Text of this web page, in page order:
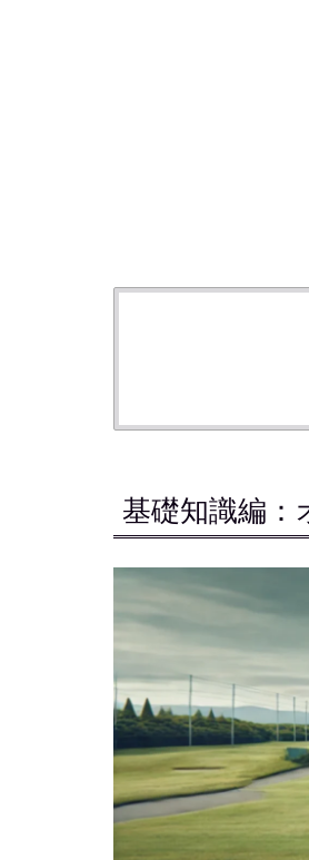
基礎知識編：